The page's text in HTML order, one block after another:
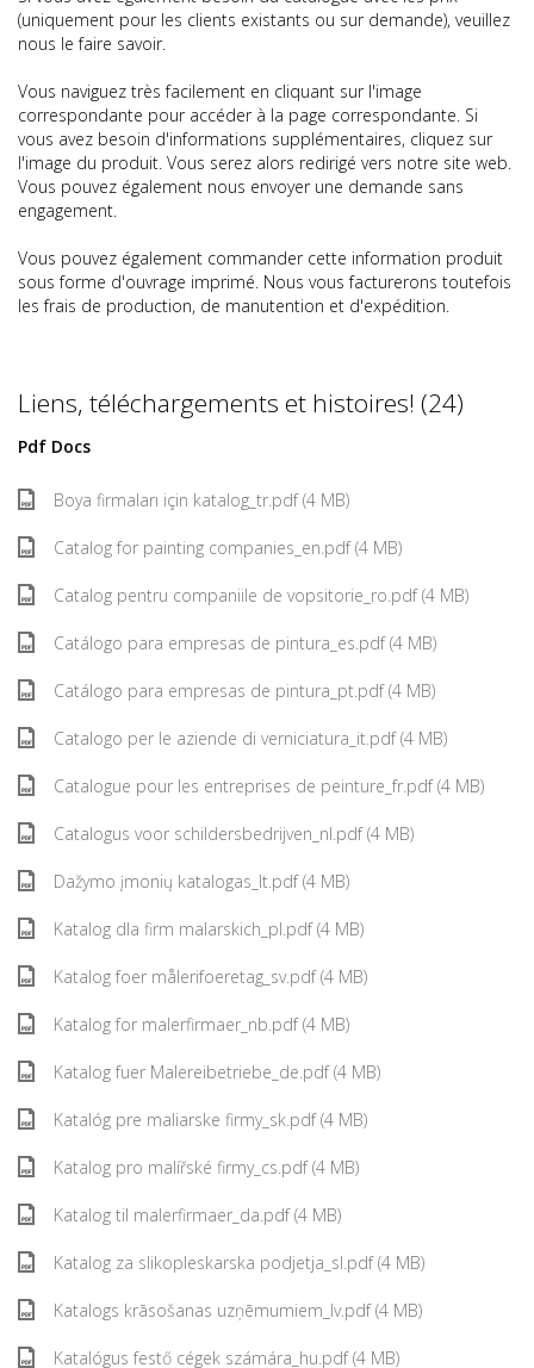
(uniquement pour les clients existants ou sur demande), veuillez
nous le faire savoir.
Vous naviguez très facilement en cliquant sur l'image
correspondante pour accéder à la page correspondante. Si
vous avez besoin d'informations supplémentaires, cliquez sur
l'image du produit. Vous serez alors redirigé vers notre site web.
Vous pouvez également nous envoyer une demande sans
engagement.
Vous pouvez également commander cette information produit
sous forme d'ouvrage imprimé. Nous vous facturerons toutefois
les frais de production, de manutention et d'expédition.
Liens, téléchargements et histoires! (24)
Pdf Docs
Boya firmaları için katalog_tr.pdf (4 MB)
Catalog for painting companies_en.pdf (4 MB)
Catalog pentru companiile de vopsitorie_ro.pdf (4 MB)
Catálogo para empresas de pintura_es.pdf (4 MB)
Catálogo para empresas de pintura_pt.pdf (4 MB)
Catalogo per le aziende di verniciatura_it.pdf (4 MB)
Catalogue pour les entreprises de peinture_fr.pdf (4 MB)
Catalogus voor schildersbedrijven_nl.pdf (4 MB)
Dažymo įmonių katalogas_lt.pdf (4 MB)
Katalog dla firm malarskich_pl.pdf (4 MB)
Katalog foer målerifoeretag_sv.pdf (4 MB)
Katalog for malerfirmaer_nb.pdf (4 MB)
Katalog fuer Malereibetriebe_de.pdf (4 MB)
Katalóg pre maliarske firmy_sk.pdf (4 MB)
Katalog pro malířské firmy_cs.pdf (4 MB)
Katalog til malerfirmaer_da.pdf (4 MB)
Katalog za slikopleskarska podjetja_sl.pdf (4 MB)
Katalogs krāsošanas uzņēmumiem_lv.pdf (4 MB)
Katalógus festő cégek számára_hu.pdf (4 MB)